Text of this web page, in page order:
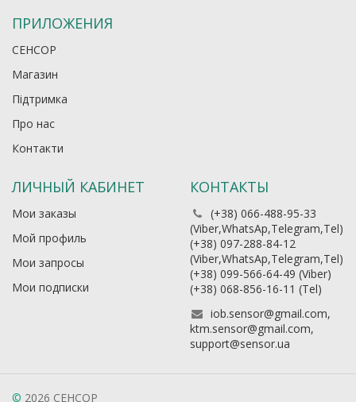
ПРИЛОЖЕНИЯ
СЕНСОР
Магазин
Підтримка
Про нас
Контакти
ЛИЧНЫЙ КАБИНЕТ
Мои заказы
Мой профиль
Мои запросы
Мои подписки
КОНТАКТЫ
(+38) 066-488-95-33
(Viber,WhatsAp,Telegram,Tel)
(+38) 097-288-84-12
(Viber,WhatsAp,Telegram,Tel)
(+38) 099-566-64-49 (Viber)
(+38) 068-856-16-11 (Теl)
iob.sensor@gmail.com,
ktm.sensor@gmail.com,
support@sensor.ua
© 2026 СЕНСОР